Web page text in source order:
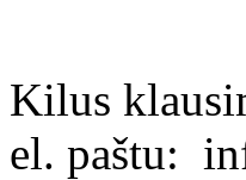
Kilus
el. paštu: